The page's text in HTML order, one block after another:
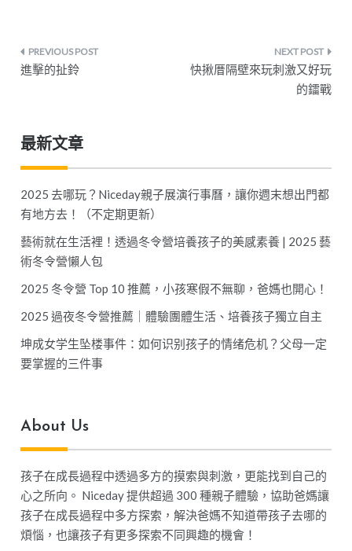
文
覽
進擊的扯鈴
快揪厝隔壁來玩刺激又好玩
的鐳戰
最新文章
2025 去哪玩？Niceday親子展演行事曆，讓你週末想出門都
有地方去！（不定期更新）
藝術就在生活裡！透過冬令營培養孩子的美感素養 | 2025 藝
術冬令營懶人包
2025 冬令營 Top 10 推薦，小孩寒假不無聊，爸媽也開心！
2025 過夜冬令營推薦｜體驗團體生活、培養孩子獨立自主
坤成女学生坠楼事件：如何识别孩子的情绪危机？父母一定
要掌握的三件事
About Us
孩子在成長過程中透過多方的摸索與刺激，更能找到自己的
心之所向。 Niceday 提供超過 300 種親子體驗，協助爸媽讓
孩子在成長過程中多方探索，解決爸媽不知道帶孩子去哪的
煩惱，也讓孩子有更多探索不同興趣的機會！